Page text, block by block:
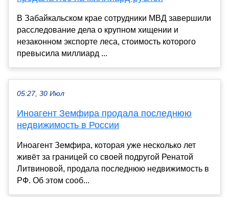
В Забайкальском крае сотрудники МВД завершили
расследование дела о крупном хищении и
незаконном экспорте леса, стоимость которого
превысила миллиард ...
05:27, 30 Июл
Иноагент Земфира продала последнюю
недвижимость в России
Иноагент Земфира, которая уже несколько лет
живёт за границей со своей подругой Ренатой
Литвиновой, продала последнюю недвижимость в
РФ. Об этом сооб...